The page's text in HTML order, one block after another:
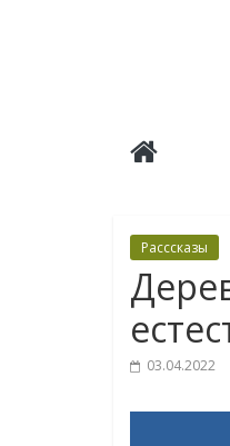
Расссказы
03.04.2022